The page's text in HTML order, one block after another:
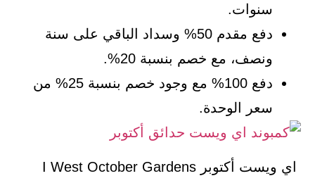
سنوات.
دفع مقدم 50% وسداد الباقي على سنة
ونصف، مع خصم بنسبة 20%.
دفع 100% مع وجود خصم بنسبة 25% من
سعر الوحدة.
اي ويست أكتوبر I West October Gardens